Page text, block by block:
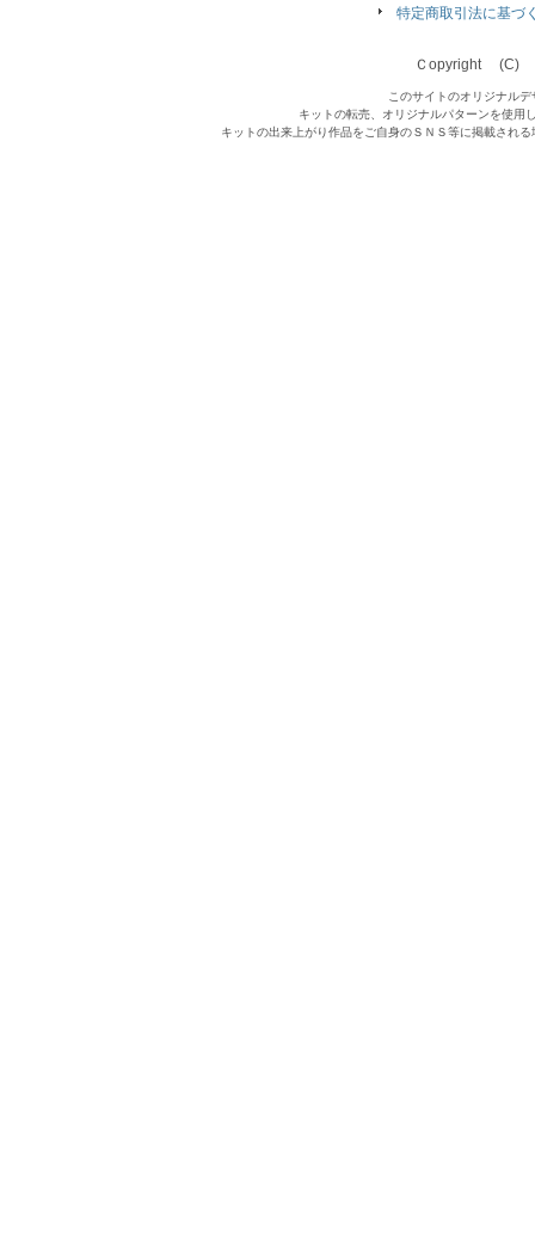
特定商取引法に基づ
Ｃopyright (C)
このサイトのオリジナル
キットの転売、オリジナルパターンを使用
キットの出来上がり作品をご自身のＳＮＳ等に掲載され